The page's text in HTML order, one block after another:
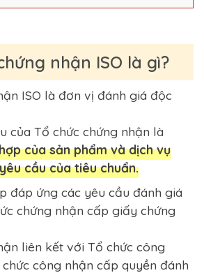
nhận ISO là gì?
ISO là đơn vị đánh giá độc
của Tổ chức chứng nhận là
của sản phẩm và dịch vụ
cầu của tiêu chuẩn.
đáp ứng các yêu cầu đánh giá
chứng nhận cấp giấy chứng
liên kết với Tổ chức công
công nhận cấp quyền đánh